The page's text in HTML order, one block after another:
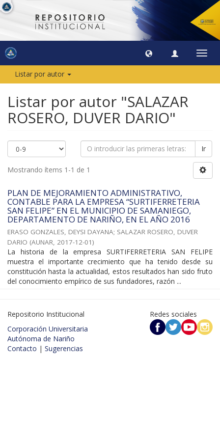
Listar por autor
Listar por autor "SALAZAR
ROSERO, DUVER DARIO"
Ir
Mostrando ítems 1-1 de 1
PLAN DE MEJORAMIENTO ADMINISTRATIVO,
CONTABLE PARA LA EMPRESA “SURTIFERRETERIA
SAN FELIPE” EN EL MUNICIPIO DE SAMANIEGO,
DEPARTAMENTO DE NARIÑO, EN EL AÑO 2016
ERASO GONZALES, DEYSI DAYANA; SALAZAR ROSERO, DUVER
DARIO (AUNAR, 2017-12-01)
La historia de la empresa SURTIFERRETERIA SAN FELIPE
muestra el importante crecimiento que ha tenido desde su
constitución hasta la actualidad, estos resultados han sido fruto
del conocimiento empírico de sus fundadores, razón ...
Repositorio Institucional
Corporación Universitaria
Autónoma de Nariño
Contacto | Sugerencias
Redes sociales